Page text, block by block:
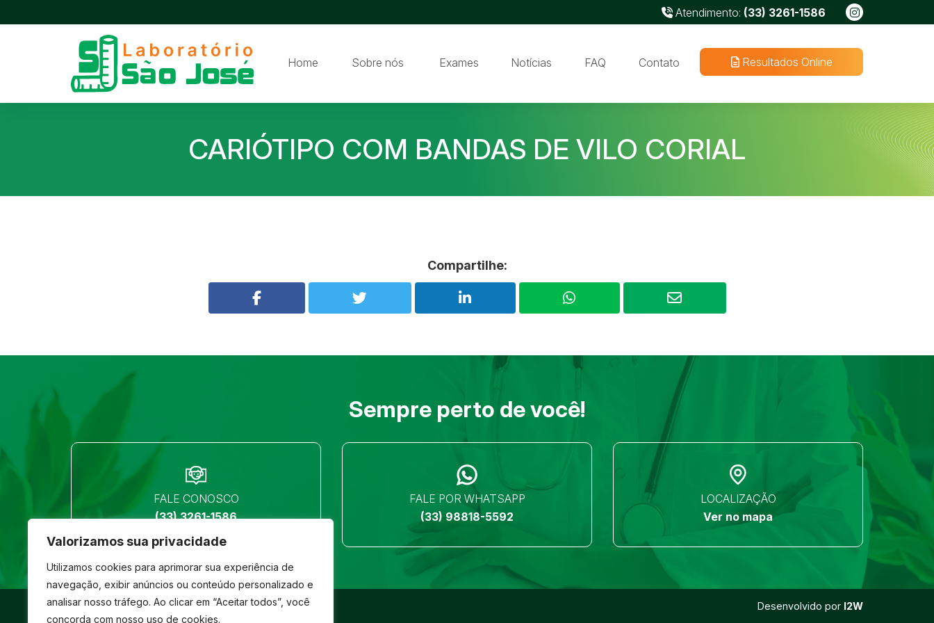
Valorizamos sua privacidade
Utilizamos cookies para aprimorar sua experiência de
navegação, exibir anúncios ou conteúdo personalizado e
analisar nosso tráfego. Ao clicar em “Aceitar todos”, você
concorda com nosso uso de cookies.
Atendimento: (33) 3261-1586
Home Sobre nós Exames Notícias FAQ Contato Resultados Online
CARIÓTIPO COM BANDAS DE VILO CORIAL
Compartilhe:
Sempre perto de você!
FALE CONOSCO
(33) 3261-1586
FALE POR WHATSAPP
(33) 98818-5592
LOCALIZAÇÃO
Ver no mapa
© São José- Todos os direitos reservados Desenvolvido por I2W